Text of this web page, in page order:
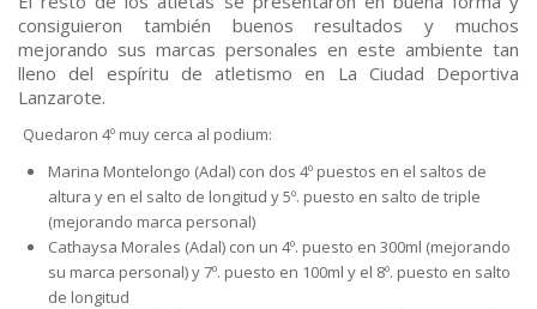
consiguieron también buenos resultados y muchos
mejorando sus marcas personales en este ambiente tan
lleno del espíritu de atletismo en La Ciudad Deportiva
Lanzarote.
Quedaron 4º muy cerca al podium:
Marina Montelongo (Adal) con dos 4º puestos en el saltos de
altura y en el salto de longitud y 5º. puesto en salto de triple
(mejorando marca personal)
Cathaysa Morales (Adal) con un 4º. puesto en 300ml (mejorando
su marca personal) y 7º. puesto en 100ml y el 8º. puesto en salto
de longitud